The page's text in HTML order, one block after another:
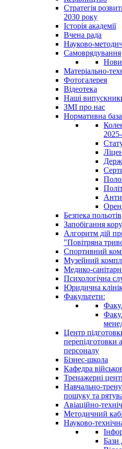
Стратегія
2030 року
Історія академії
Вчена рада
Науково-
Самоврядування
Матеріально-
Фотогалерея
Відеотека
Наші
ЗМІ про нас
Нормативна база
Безпека польотів
Запобігання
Алгоритм дій
"Повітряна
Спортивний
Музейний
Медико-
Психологічна
Юридична
Факультети:
Центр
перепідготовки
персоналу
Бізнес-школа
Кафедра
Тренажерні
Навчально-
пошуку та
Авіаційно-
Методичний
Науково-
Бази